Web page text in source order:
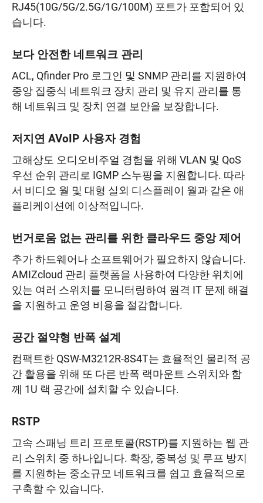
RJ45(10G/5G/2.5G/1G/100M) 포트가 포함되어 있
습니다.
보다 안전한 네트워크 관리
ACL, Qfinder Pro 로그인 및 SNMP 관리를 지원하여
중앙 집중식 네트워크 장치 관리 및 유지 관리를 통
해 네트워크 및 장치 연결 보안을 보장합니다.
저지연 AVoIP 사용자 경험
고해상도 오디오비주얼 경험을 위해 VLAN 및 QoS
우선 순위 관리로 IGMP 스누핑을 지원합니다. 따라
서 비디오 월 및 대형 실외 디스플레이 월과 같은 애
플리케이션에 이상적입니다.
번거로움 없는 관리를 위한 클라우드 중앙 제어
추가 하드웨어나 소프트웨어가 필요하지 않습니다.
AMIZcloud 관리 플랫폼을 사용하여 다양한 위치에
있는 여러 스위치를 모니터링하여 원격 IT 문제 해결
을 지원하고 운영 비용을 절감합니다.
공간 절약형 반폭 설계
컴팩트한 QSW-M3212R-8S4T는 효율적인 물리적 공
간 활용을 위해 또 다른 반폭 랙마운트 스위치와 함
께 1U 랙 공간에 설치할 수 있습니다.
RSTP
고속 스패닝 트리 프로토콜(RSTP)를 지원하는 웹 관
리 스위치 중 하나입니다. 확장, 중복성 및 루프 방지
를 지원하는 중소규모 네트워크를 쉽고 효율적으로
구축할 수 있습니다.